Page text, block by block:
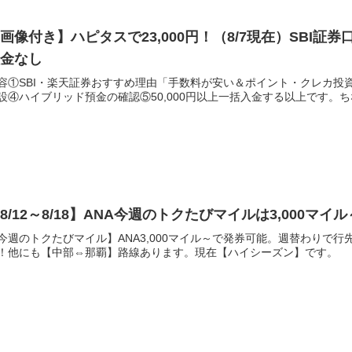
像付き】ハピタスで23,000円！（8/7現在）SBI証券
なし
①SBI・楽天証券おすすめ理由「手数料が安い＆ポイント・クレカ
④ハイブリッド預金の確認⑤50,000円以上一括入金する以上です。
12～8/18】ANA今週のトクたびマイルは3,000マイ
週のトクたびマイル】ANA3,000マイル～で発券可能。週替わりで
他にも【中部⇔那覇】路線あります。現在【ハイシーズン】です。